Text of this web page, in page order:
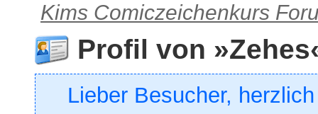
Kims Comiczeichenkurs
Profil von
Lieber Besucher,